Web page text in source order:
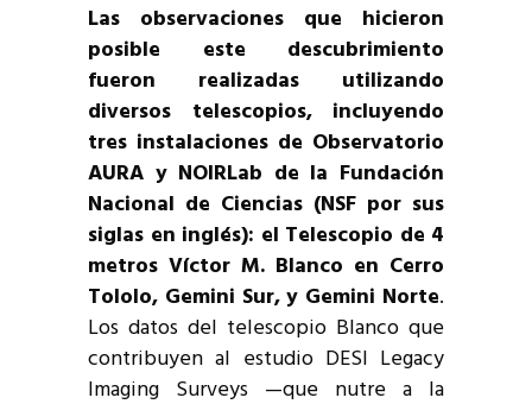
Las observaciones que hicieron
posible este descubrimiento
fueron realizadas utilizando
diversos telescopios, incluyendo
tres instalaciones de Observatorio
AURA y NOIRLab de la Fundación
Nacional de Ciencias (NSF por sus
siglas en inglés): el Telescopio de 4
metros Víctor M. Blanco en Cerro
Tololo, Gemini Sur, y Gemini Norte.
Los datos del telescopio Blanco que
contribuyen al estudio DESI Legacy
Imaging Surveys —que nutre a la